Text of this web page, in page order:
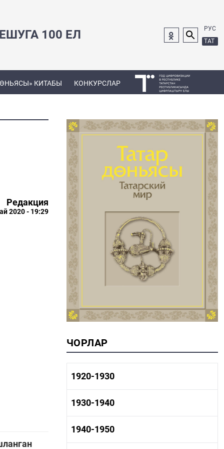
100 ЕЛ
РУС
ТАТ
КИТАБЫ КОНКУРСЛАР
Редакция
2020 - 19:29
ЧОРЛАР
1920-1930
1920-1930 тарих
1920-1930 мәдәният
1930-1940
1930-1940 тарих
1930-1940 мәдәният
1940-1950